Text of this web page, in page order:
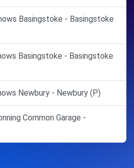
Basingstoke - Basingstoke
Basingstoke - Basingstoke
Newbury - Newbury (P)
Common Garage -